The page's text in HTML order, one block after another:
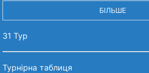
БІЛЬШЕ
31 Тур
Турнірна таблиця